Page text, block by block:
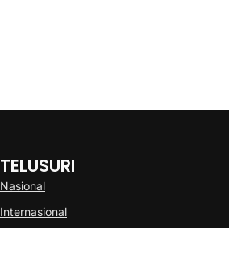
TELUSURI
Nasional
Internasional